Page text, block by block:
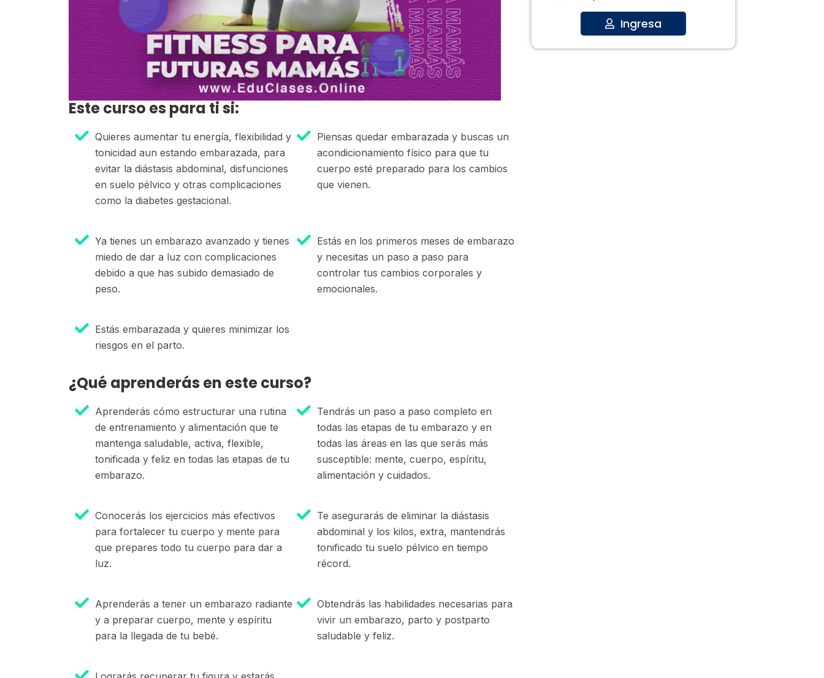
Este curso es para ti si:
Quieres aumentar tu energía, flexibilidad y
tonicidad aun estando embarazada, para
evitar la diástasis abdominal, disfunciones
en suelo pélvico y otras complicaciones
como la diabetes gestacional.
Piensas quedar embarazada y buscas un
acondicionamiento físico para que tu
cuerpo esté preparado para los cambios
que vienen.
Ya tienes un embarazo avanzado y tienes
miedo de dar a luz con complicaciones
debido a que has subido demasiado de
peso.
Estás en los primeros meses de embarazo
y necesitas un paso a paso para
controlar tus cambios corporales y
emocionales.
Estás embarazada y quieres minimizar los
riesgos en el parto.
¿Qué aprenderás en este curso?
Aprenderás cómo estructurar una rutina
de entrenamiento y alimentación que te
mantenga saludable, activa, flexible,
tonificada y feliz en todas las etapas de tu
embarazo.
Tendrás un paso a paso completo en
todas las etapas de tu embarazo y en
todas las áreas en las que serás más
susceptible: mente, cuerpo, espíritu,
alimentación y cuidados.
Conocerás los ejercicios más efectivos
para fortalecer tu cuerpo y mente para
que prepares todo tu cuerpo para dar a
luz.
Te asegurarás de eliminar la diástasis
abdominal y los kilos, extra, mantendrás
tonificado tu suelo pélvico en tiempo
récord.
Aprenderás a tener un embarazo radiante
y a preparar cuerpo, mente y espíritu
para la llegada de tu bebé.
Obtendrás las habilidades necesarias para
vivir un embarazo, parto y postparto
saludable y feliz.
Ingresa